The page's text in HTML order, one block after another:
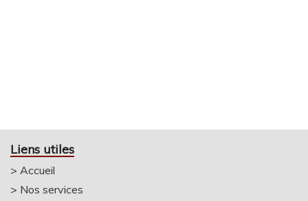
Liens utiles
> Accueil
> Nos services